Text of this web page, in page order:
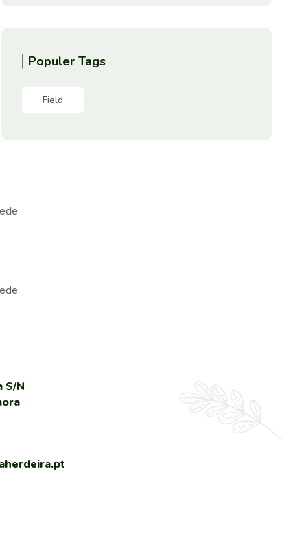
Populer Tags
Field
S/N